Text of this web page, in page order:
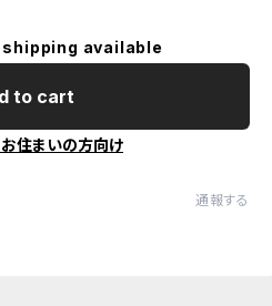
available
to cart
住まいの方向け
通報する